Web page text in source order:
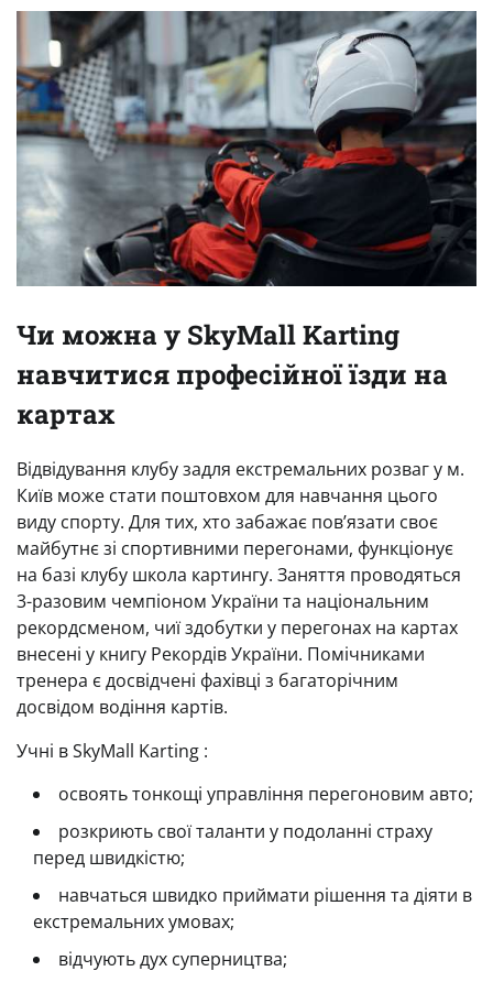
Чи можна у SkyMall Karting
навчитися професійної їзди на
картах
Відвідування клубу задля екстремальних розваг у м.
Київ може стати поштовхом для навчання цього
виду спорту. Для тих, хто забажає пов’язати своє
майбутнє зі спортивними перегонами, функціонує
на базі клубу школа картингу. Заняття проводяться
3-разовим чемпіоном України та національним
рекордсменом, чиї здобутки у перегонах на картах
внесені у книгу Рекордів України. Помічниками
тренера є досвідчені фахівці з багаторічним
досвідом водіння картів.
Учні в SkyMall Karting :
освоять тонкощі управління перегоновим авто;
розкриють свої таланти у подоланні страху
перед швидкістю;
навчаться швидко приймати рішення та діяти в
екстремальних умовах;
відчують дух суперництва;